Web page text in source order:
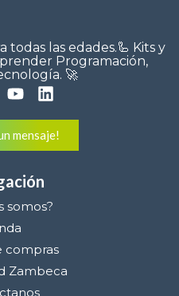
todas las edades.🦾 Kits y
Programación,
🚀
mensaje!
somos?
compras
Zambeca